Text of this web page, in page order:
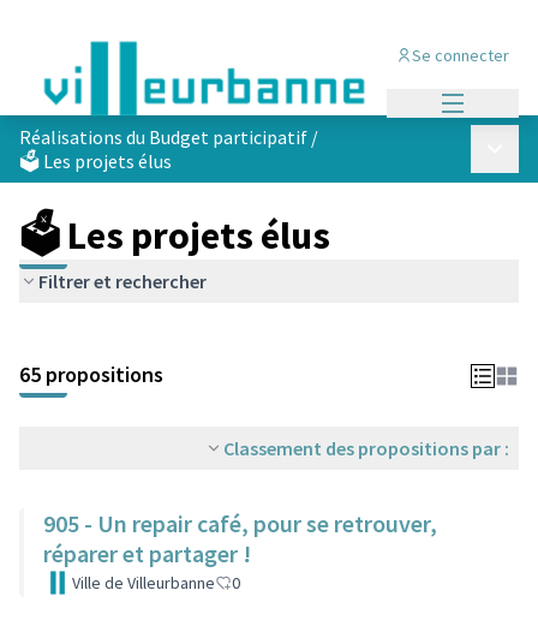
Se connecter
Réalisations du Budget participatif /
🗳️ Les projets élus
🗳️ Les projets élus
Filtrer et rechercher
+
−
65 propositions
Classement des propositions par :
905 - Un repair café, pour se retrouver,
réparer et partager !
Ville de Villeurbanne 0